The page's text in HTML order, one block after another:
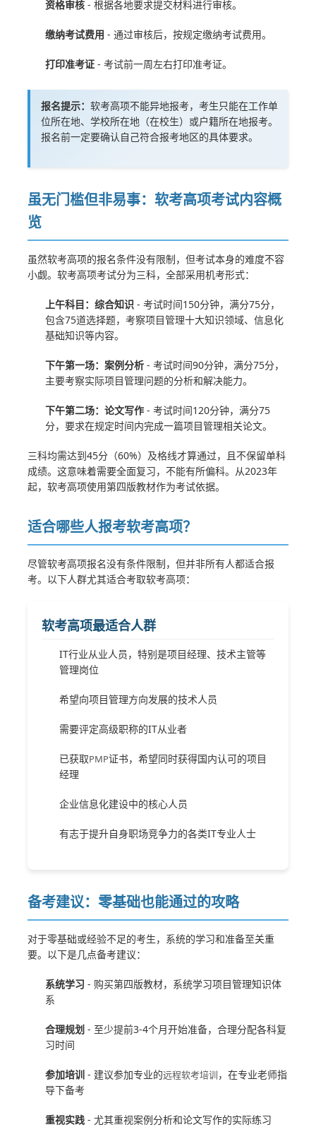
资格审核- 根据各地要求提交材料进行审核。
缴纳考试费用 - 通过审核后，按规定缴纳考试费用。
打印准考证- 考试前一周左右打印准考证。
报名提示： 软考高项不能异地报考，考生只能在工作单
位所在地、学校所在地（在校生）或户籍所在地报考。
报名前一定要确认自己符合报考地区的具体要求。
虽无门槛但非易事：软考高项考试内容概
览
虽然软考高项的报名条件没有限制，但考试本身的难度不容
小觑。软考高项考试分为三科，全部采用机考形式：
上午科目：综合知识- 考试时间150分钟，满分75分，
包含75道选择题，考察项目管理十大知识领域、信息化
基础知识等内容。
下午第一场：案例分析- 考试时间90分钟，满分75分，
主要考察实际项目管理问题的分析和解决能力。
下午第二场：论文写作- 考试时间120分钟，满分75
分，要求在规定时间内完成一篇项目管理相关论文。
三科均需达到45分（60%）及格线才算通过，且不保留单科
成绩。这意味着需要全面复习，不能有所偏科。从2023年
起，软考高项使用第四版教材作为考试依据。
适合哪些人报考软考高项？
尽管软考高项报名没有条件限制，但并非所有人都适合报
考。以下人群尤其适合考取软考高项：
软考高项最适合人群
IT行业从业人员，特别是项目经理、技术主管等
管理岗位
希望向项目管理方向发展的技术人员
需要评定高级职称的IT从业者
已获取PMP证书，希望同时获得国内认可的项目
经理
企业信息化建设中的核心人员
有志于提升自身职场竞争力的各类IT专业人士
备考建议：零基础也能通过的攻略
对于零基础或经验不足的考生，系统的学习和准备至关重
要。以下是几点备考建议：
系统学习 - 购买第四版教材，系统学习项目管理知识体
系
合理规划- 至少提前3-4个月开始准备，合理分配各科复
习时间
参加培训- 建议参加专业的远程软考培训，在专业老师指
导下备考
重视实践- 尤其重视案例分析和论文写作的实际练习